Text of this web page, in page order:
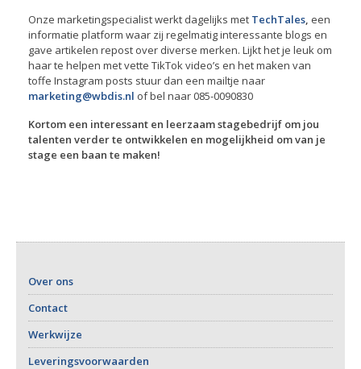
Onze marketingspecialist werkt dagelijks met TechTales, een
informatie platform waar zij regelmatig interessante blogs en
gave artikelen repost over diverse merken. Lijkt het je leuk om
haar te helpen met vette TikTok video’s en het maken van
toffe Instagram posts stuur dan een mailtje naar
marketing@wbdis.nl of bel naar 085-0090830
Kortom een interessant en leerzaam stagebedrijf om jou
talenten verder te ontwikkelen en mogelijkheid om van je
stage een baan te maken!
Over ons
Contact
Werkwijze
Leveringsvoorwaarden